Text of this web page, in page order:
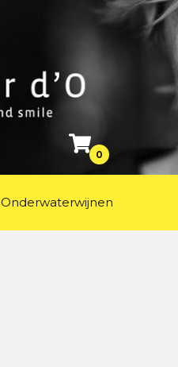
0
Onderwaterwijnen